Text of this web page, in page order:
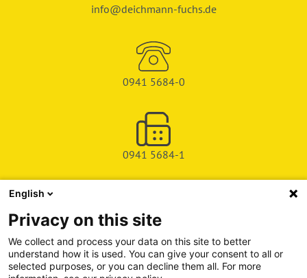
info@deichmann-fuchs.de
0941 5684-0
0941 5684-1
SHOP
SERVICE & SUPPORT
DEICHMAN-FUCHS VERLAG
English
Privacy on this site
We collect and process your data on this site to better
understand how it is used. You can give your consent to all or
selected purposes, or you can decline them all. For more